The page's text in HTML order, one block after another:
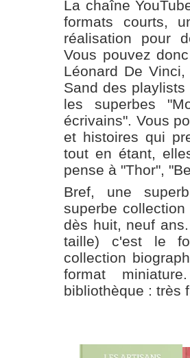
La chaîne
formats courts,
réalisation pour
Vous pouvez
Léonard De
Sand des
les superbes
écrivains". Vous
et histoires qui
tout en étant,
pense à "Thor",
Bref, une
superbe
dès huit, neuf
taille) c'est le
collection
format
bibliothèque : très